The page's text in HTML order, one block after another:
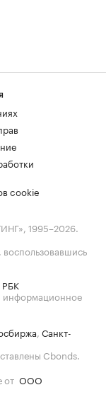
cookie
1995–2026.
РБК
информационное
, Санкт-
Cbonds.
от ООО